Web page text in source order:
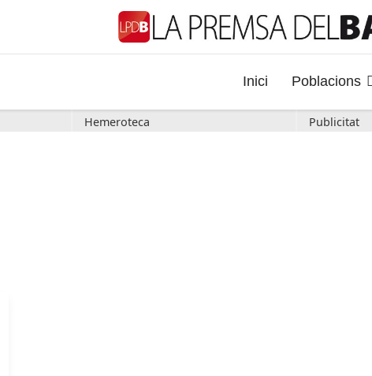
Inici Poblacions
Hemeroteca Publicitat